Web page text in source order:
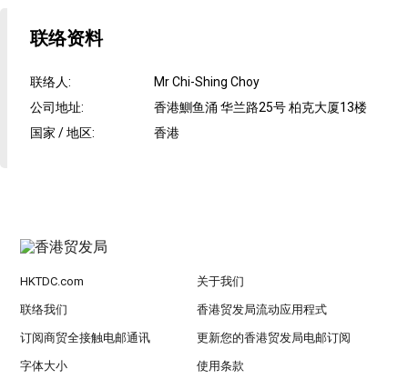
联络资料
联络人:
Mr Chi-Shing Choy
公司地址:
香港鰂鱼涌 华兰路25号 柏克大厦13楼
国家 / 地区: 香港
HKTDC.com 关于我们
联络我们 香港贸发局流动应用程式
订阅商贸全接触电邮通讯 更新您的香港贸发局电邮订阅
字体大小 使用条款